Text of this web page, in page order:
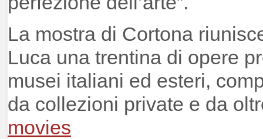
La mostra di Cortona
Luca una trentina di opere
musei italiani ed esteri,
da collezioni private e da
movies